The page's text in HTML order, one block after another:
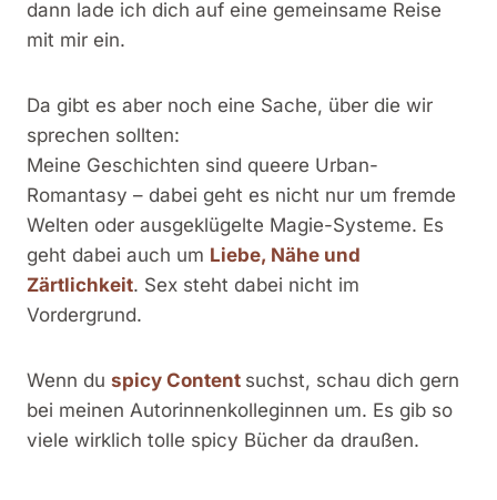
dann lade ich dich auf eine gemeinsame Reise
mit mir ein.
Da gibt es aber noch eine Sache, über die wir
sprechen sollten:
Meine Geschichten sind queere Urban-
Romantasy – dabei geht es nicht nur um fremde
Welten oder ausgeklügelte Magie-Systeme. Es
geht dabei auch um Liebe, Nähe und
Zärtlichkeit. Sex steht dabei nicht im
Vordergrund.
Wenn du spicy Content suchst, schau dich gern
bei meinen Autorinnenkolleginnen um. Es gib so
viele wirklich tolle spicy Bücher da draußen.